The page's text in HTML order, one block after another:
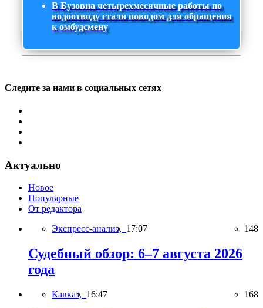
В Бузовна четырехмесячные работы по
водоотводу стали поводом для обращения
к омбудсмену
Следите за нами в социальных сетях
Актуально
Новое
Популярные
От редактора
Экспресс-анализ, 17:07 148
Судебный обзор: 6–7 августа 2026
года
Кавказ, 16:47 168